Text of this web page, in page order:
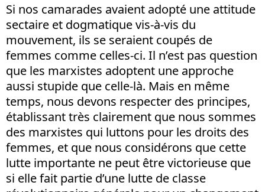
Si nos camarades avaient adopté une attitude
sectaire et dogmatique vis-à-vis du
mouvement, ils se seraient coupés de
femmes comme celles-ci. Il n’est pas question
que les marxistes adoptent une approche
aussi stupide que celle-là. Mais en même
temps, nous devons respecter des principes,
établissant très clairement que nous sommes
des marxistes qui luttons pour les droits des
femmes, et que nous considérons que cette
lutte importante ne peut être victorieuse que
si elle fait partie d’une lutte de classe